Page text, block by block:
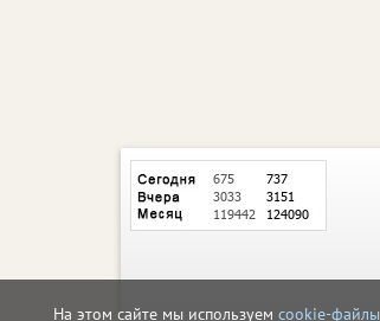
На этом сайте мы используем cookie-файлы